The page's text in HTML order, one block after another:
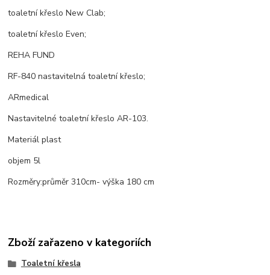
toaletní křeslo New Clab;
toaletní křeslo Even;
REHA FUND
RF-840 nastavitelná toaletní křeslo;
ARmedical
Nastavitelné toaletní křeslo AR-103.
Materiál plast
objem 5l
Rozměry:průměr 310cm- výška 180 cm
Zboží zařazeno v kategoriích
Toaletní křesla